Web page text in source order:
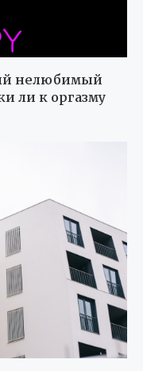
нелюбимый
ли к оргазму